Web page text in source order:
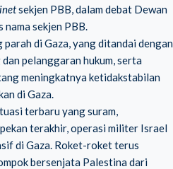
sekjen PBB, dalam debat Dewan
nama sekjen PBB.
di Gaza, yang ditandai dengan
pelanggaran hukum, serta
meningkatnya ketidakstabilan
di Gaza.
terbaru yang suram,
terakhir, operasi militer Israel
di Gaza. Roket-roket terus
bersenjata Palestina dari